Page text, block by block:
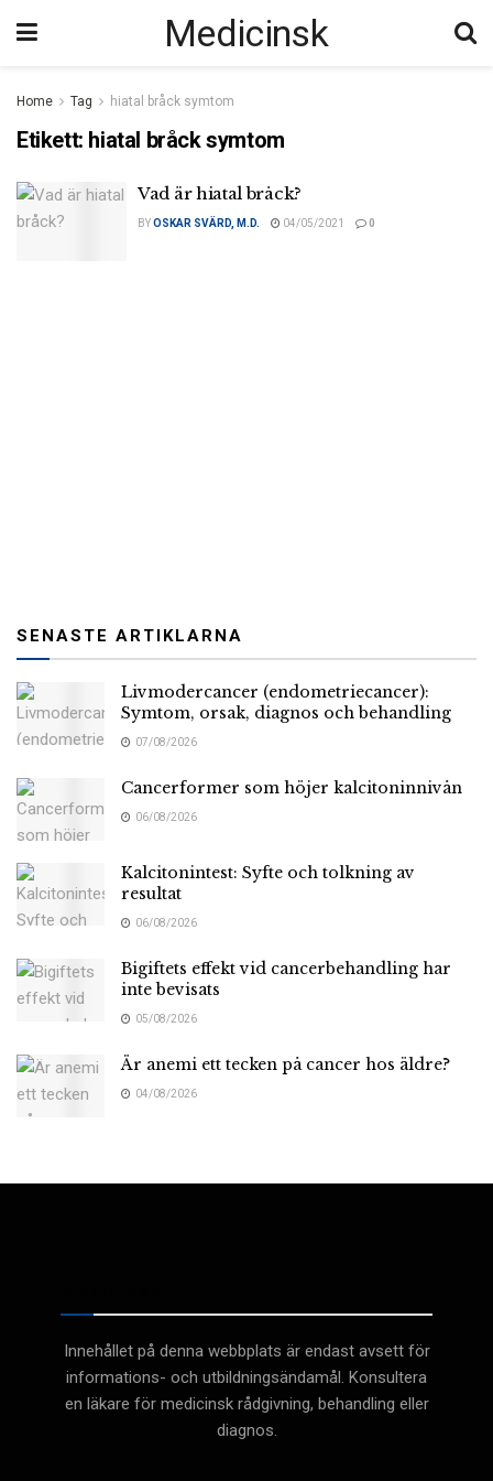
Medicinsk
Home Tag hiatal bråck symtom
Etikett: hiatal bråck symtom
Vad är hiatal bråck?
BYOSKAR SVÄRD, M.D. 04/05/2021 0
SENASTE ARTIKLARNA
Livmodercancer (endometriecancer):
Symtom, orsak, diagnos och behandling
07/08/2026
Cancerformer som höjer kalcitoninnivån
06/08/2026
Kalcitonintest: Syfte och tolkning av
resultat
06/08/2026
Bigiftets effekt vid cancerbehandling har
inte bevisats
05/08/2026
Är anemi ett tecken på cancer hos äldre?
04/08/2026
Innehållet på denna webbplats är endast avsett för
informations- och utbildningsändamål. Konsultera
en läkare för medicinsk rådgivning, behandling eller
diagnos.